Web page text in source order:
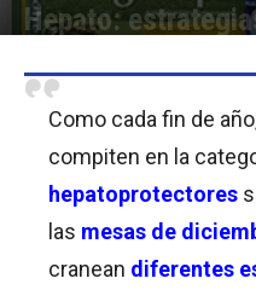
Hepato:
Como cada fin de
compiten en la
hepatoprotectores
las mesas de
cranean diferentes